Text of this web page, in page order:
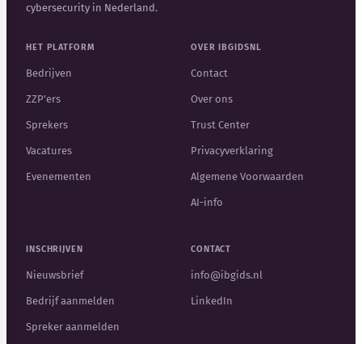
cybersecurity in Nederland.
HET PLATFORM
Bedrijven
ZZP'ers
Sprekers
Vacatures
Evenementen
OVER IBGIDSNL
Contact
Over ons
Trust Center
Privacyverklaring
Algemene Voorwaarden
AI-info
INSCHRIJVEN
Nieuwsbrief
Bedrijf aanmelden
Spreker aanmelden
CONTACT
info@ibgids.nl
LinkedIn